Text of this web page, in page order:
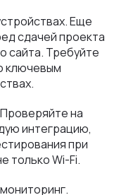
Еще
сдачей проекта
сайта. Требуйте
ключевым
на
интеграцию,
при
только Wi-Fi.